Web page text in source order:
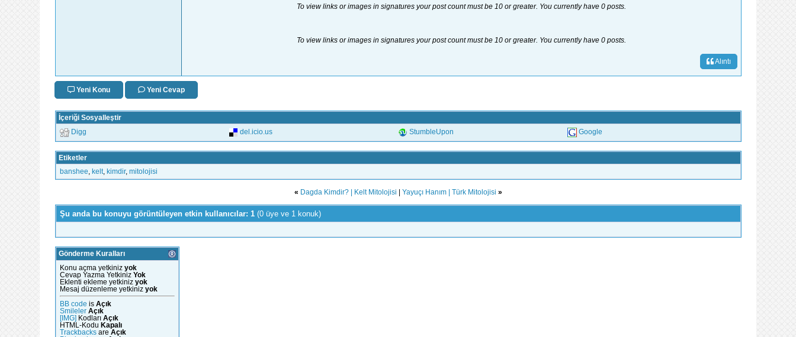
To view links or images in signatures your post count must be 10 or greater. You currently have 0 posts.
To view links or images in signatures your post count must be 10 or greater. You currently have 0 posts.
Alıntı
Yeni Konu Yeni Cevap
İçeriği Sosyalleştir
Digg del.icio.us StumbleUpon Google
Etiketler
banshee
kelt, kimdir, mitolojisi
« Dagda Kimdir? | Kelt Mitolojisi Yayuçı Hanım | Türk Mitolojisi »
Şu anda bu konuyu görüntüleyen etkin kullanıcılar: 1 (0 üye ve 1 konuk)
Gönderme Kuralları
Konu açma yetkiniz yok
Cevap Yazma Yetkiniz Yok
Eklenti ekleme yetkiniz yok
Mesaj düzenleme yetkiniz yok
BB code is Açık
Smileler Açık
[IMG]
Kodları Açık
HTML-Kodu Kapalı
Trackbacksare Açık